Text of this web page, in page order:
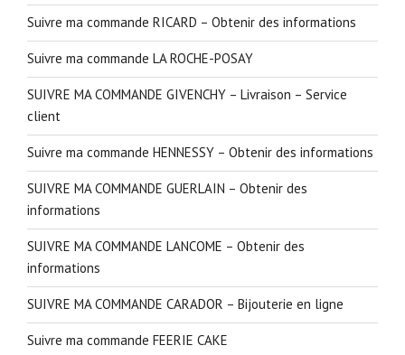
Suivre ma commande RICARD – Obtenir des informations
Suivre ma commande LA ROCHE-POSAY
SUIVRE MA COMMANDE GIVENCHY – Livraison – Service
client
Suivre ma commande HENNESSY – Obtenir des informations
SUIVRE MA COMMANDE GUERLAIN – Obtenir des
informations
SUIVRE MA COMMANDE LANCOME – Obtenir des
informations
SUIVRE MA COMMANDE CARADOR – Bijouterie en ligne
Suivre ma commande FEERIE CAKE